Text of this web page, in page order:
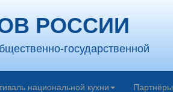
РОССИИ
государственной
национальной кухни Партнёры